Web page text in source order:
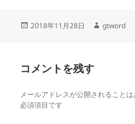
投
2018年11月28日
作
gtword
コメントを残す
メールアドレスが公開されることは
必須項目です